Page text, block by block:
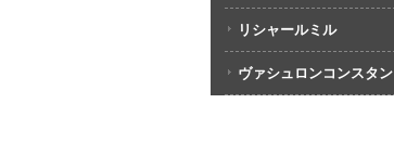
リシャールミル
ヴァシュロンコンスタン